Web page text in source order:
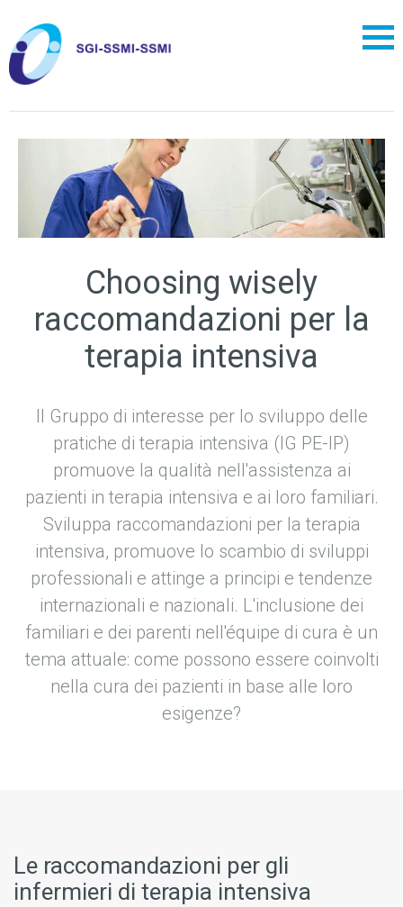
Choosing wisely
raccomandazioni per la
terapia intensiva
Il Gruppo di interesse per lo sviluppo delle
pratiche di terapia intensiva (IG PE-IP)
promuove la qualità nell'assistenza ai
pazienti in terapia intensiva e ai loro familiari.
Sviluppa raccomandazioni per la terapia
intensiva, promuove lo scambio di sviluppi
professionali e attinge a principi e tendenze
internazionali e nazionali. L'inclusione dei
familiari e dei parenti nell'équipe di cura è un
tema attuale: come possono essere coinvolti
nella cura dei pazienti in base alle loro
esigenze?
Le raccomandazioni per gli
infermieri di terapia intensiva